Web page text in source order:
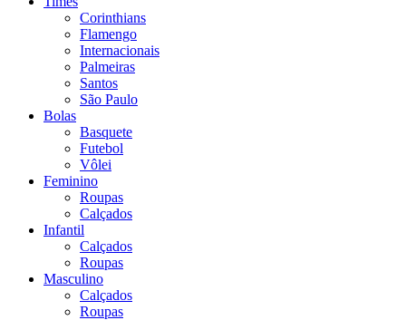
Corinthians
Flamengo
Internacionais
Palmeiras
Santos
São Paulo
Bolas
Basquete
Futebol
Vôlei
Feminino
Roupas
Calçados
Infantil
Calçados
Roupas
Masculino
Calçados
Roupas